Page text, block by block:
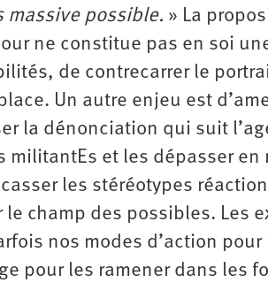
massive possible. » La
ne constitue pas en soi
de contrecarrer le
Un autre enjeu est
la dénonciation qui suit
et les dépasser en
les stéréotypes
champ des possibles. Les
nos modes d’action
pour les ramener dans les